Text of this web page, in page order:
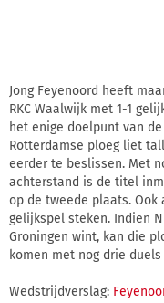
Jong Feyenoord heeft
RKC Waalwijk met 1-1
het enige doelpunt van
Rotterdamse ploeg liet
eerder te beslissen. Met
achterstand is de titel
op de tweede plaats. Ook
gelijkspel steken. Indien
Groningen wint, kan die
komen met nog drie
Wedstrijdverslag: